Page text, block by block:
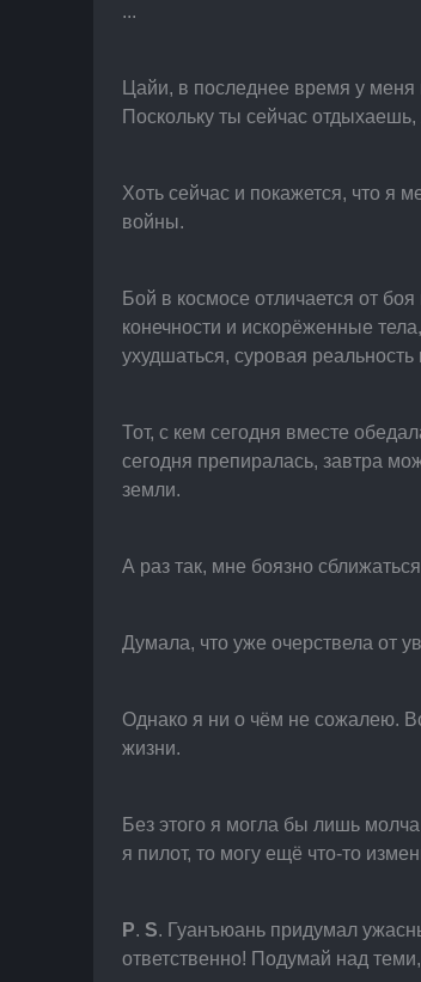
...
Цайи, в последнее время у меня
Поскольку ты сейчас
Хоть сейчас и покажется, что я
войны.
Бой в космосе отличается от
конечности и искорёженные
ухудшаться, суровая
Тот, с кем сегодня вместе
сегодня препиралась, завтра
земли.
А раз так, мне боязно
Думала, что уже очерствела от
Однако я ни о чём не сожалею.
жизни.
Без этого я могла бы лишь
я пилот, то могу ещё что-то
P. S. Гуанъюань придумал
ответственно! Подумай над